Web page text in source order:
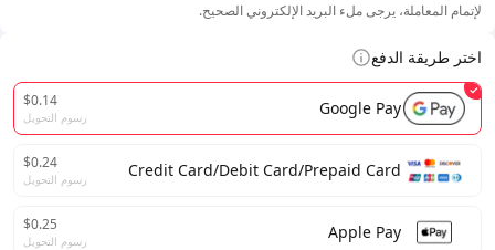
لإتمام المعاملة، يرجى ملء البريد الإلكتروني الصحيح.
اختر طريقة الدفع
Google Pay
$0.14
رسوم التحويل
Credit Card/Debit Card/Prepaid Card
$0.24
رسوم التحويل
Apple Pay
$0.25
رسوم التحويل